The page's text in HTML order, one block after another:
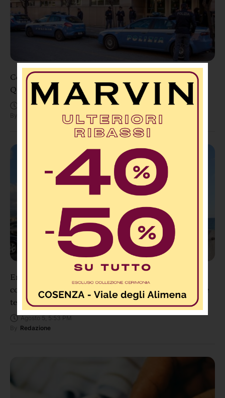
Cosenza, 58 nuovi agenti di Polizia: rinforzi per
Questura, commissariati e reparti specializzati
Agosto 6, 9:22 AM
Ennesimo furto notturno sul lungomare di Paola, i
commercianti alzano la voce: «Vogliamo sapere se le
telecamere funzionano»
Agosto 5, 5:53 PM
Redazione